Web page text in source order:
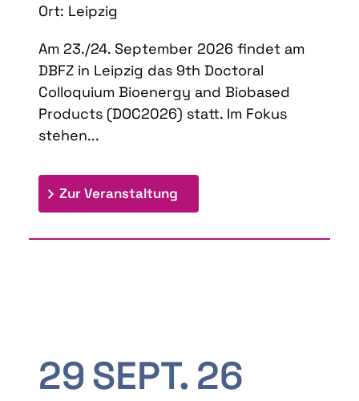
Ort: Leipzig
Am 23./24. September 2026 findet am
DBFZ in Leipzig das 9th Doctoral
Colloquium Bioenergy and Biobased
Products (DOC2026) statt. Im Fokus
stehen...
Zur Veranstaltung
29SEPT. 26